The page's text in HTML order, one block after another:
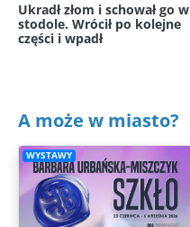
Ukradł złom i schował go w
stodole. Wrócił po kolejne
części i wpadł
A może w miasto?
WYSTAWY